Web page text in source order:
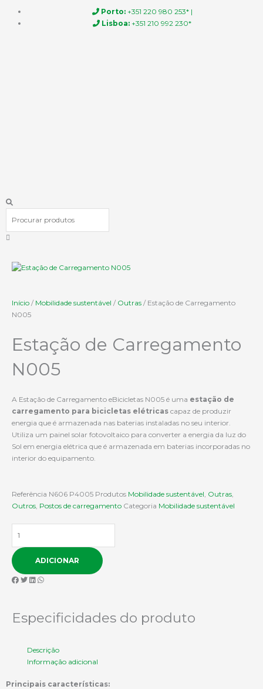
Porto:+351 220 980 253* |
Lisboa: +351 210 992 230*
Procurar
Início / Mobilidade sustentável / Outras / Estação de Carregamento
N005
Estação de Carregamento
N005
A Estação de Carregamento eBicicletas N005 é uma estação de
carregamento para bicicletas elétricas capaz de produzir
energia que é armazenada nas baterias instaladas no seu interior.
Utiliza um painel solar fotovoltaico para converter a energia da luz do
Sol em energia elétrica que é armazenada em baterias incorporadas no
interior do equipamento.
Referência N606 P4005 Produtos Mobilidade sustentável Outras
Outros Postos de carregamento Categoria Mobilidade sustentável
Estação
de
Carregamento
ADICIONAR
Especificidades do produto
Descrição
Informação adicional
Principais características: